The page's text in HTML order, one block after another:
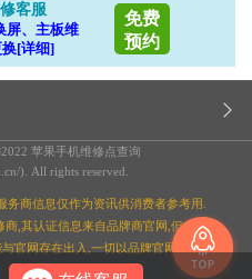
客服
屏、主板维
[详细]
免费
预约
苹果手机维修点查询
). All rights reserved.
商信息仅作为资讯供消费者参考用.
商,其认证信息来自品牌商官网,但本站
官网存在出入,一切以品牌官网为准;